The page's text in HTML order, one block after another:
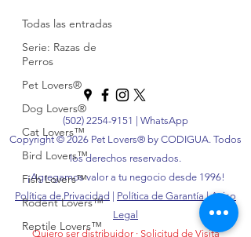
Todas las entradas
Serie: Razas de
Perros
Pet Lovers®
Dog Lovers®
Cat Lovers™
Bird Lovers™
Fish Lovers™
Rodent Lovers™
Reptile Lovers™
(502) 2254-9151
WhatsApp
Copyright © 2026 Pet Lovers® by CODIGUA. Todos
los derechos reservados.
¡Agregamos valor a tu negocio desde 1996!
Política de Privacidad
Política de Garantía|Aviso
Legal
Quiero ser distribuidor· Solicitud de Visita